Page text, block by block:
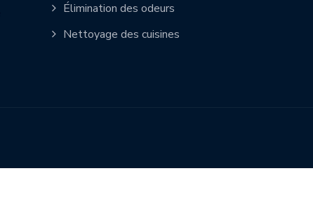
Élimination des odeurs
Nettoyage des cuisines